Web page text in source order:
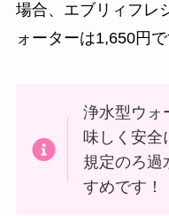
場合、エブリィフレ
ォーターは1,650円で
浄水型ウォ
味しく安全
規定のろ過
すめです！